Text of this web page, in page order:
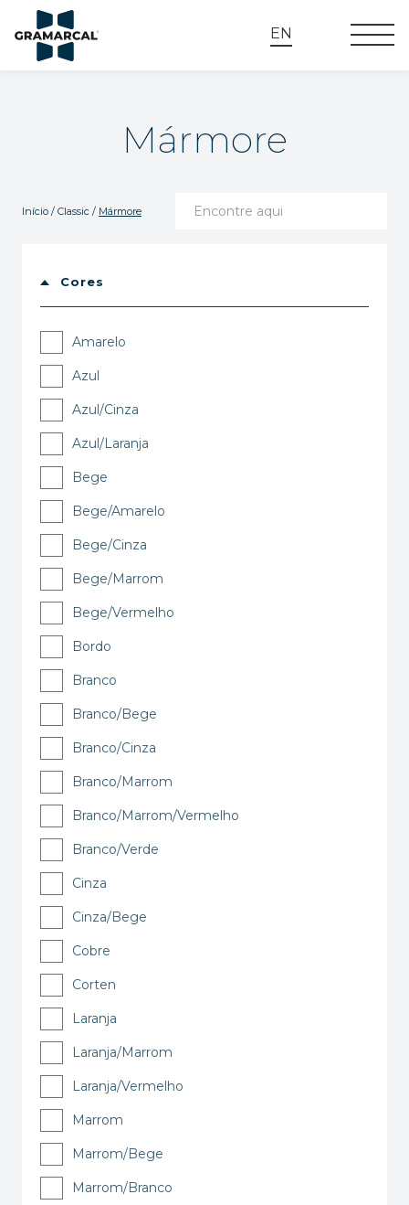
EN
Mármore
Início / Classic / Mármore
Cores
Amarelo
Azul
Azul/Cinza
Azul/Laranja
Bege
Bege/Amarelo
Bege/Cinza
Bege/Marrom
Bege/Vermelho
Bordo
Branco
Branco/Bege
Branco/Cinza
Branco/Marrom
Branco/Marrom/Vermelho
Branco/Verde
Cinza
Cinza/Bege
Cobre
Corten
Laranja
Laranja/Marrom
Laranja/Vermelho
Marrom
Marrom/Bege
Marrom/Branco